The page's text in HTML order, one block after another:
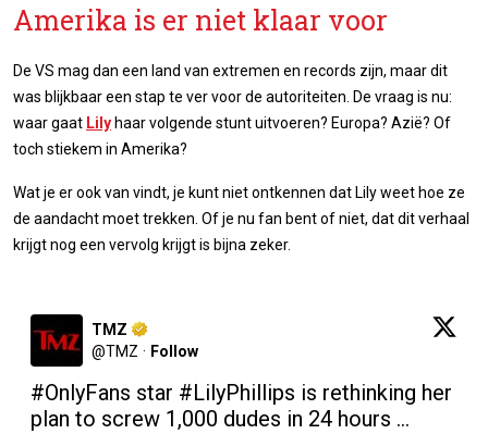
Amerika is er niet klaar voor
De VS mag dan een land van extremen en records zijn, maar dit
was blijkbaar een stap te ver voor de autoriteiten. De vraag is nu:
waar gaat Lily haar volgende stunt uitvoeren? Europa? Azië? Of
toch stiekem in Amerika?
Wat je er ook van vindt, je kunt niet ontkennen dat Lily weet hoe ze
de aandacht moet trekken. Of je nu fan bent of niet, dat dit verhaal
krijgt nog een vervolg krijgt is bijna zeker.
TMZ
@TMZ · Follow
#OnlyFans star #LilyPhillips is rethinking her
plan to screw 1,000 dudes in 24 hours ...